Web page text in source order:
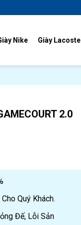
Nike Giày Lacoste
2.0
Quý Khách.
Đế, Lỗi Sản